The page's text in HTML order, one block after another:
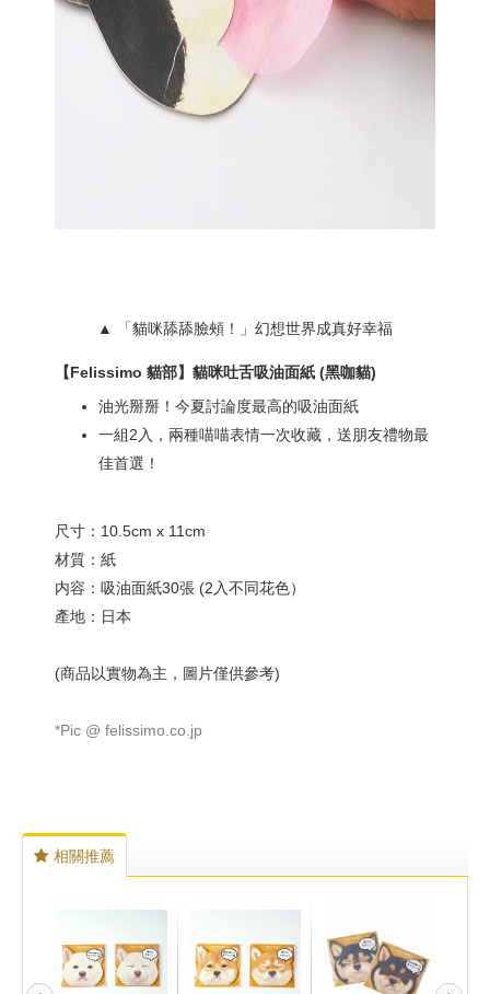
▲ 「貓咪舔舔臉頰！」幻想世界成真好幸福
【Felissimo 貓部】貓咪吐舌吸油面紙 (黑咖貓)
油光掰掰！今夏討論度最高的吸油面紙
一組2入，兩種喵喵表情一次收藏，送朋友禮物最
佳首選！
尺寸：10.5cm x 11cm
材質：紙
内容：吸油面紙30張 (2入不同花色）
產地：日本
(商品以實物為主，圖片僅供參考)
*Pic @ felissimo.co.jp
相關推薦